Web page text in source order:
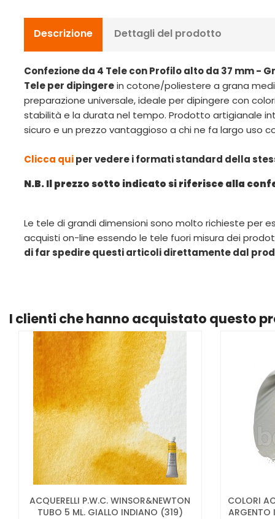
Descrizione Dettagli del prodotto
Confezione da 4 Tele con Profilo alto da 37 mm -
Tele per dipingerein cotone/poliestere a grana
preparazione universale, ideale per dipingere con
stabilità e la durata nel tempo. Prodotto artigianale
sicuro e un prezzo vantaggioso a chi ne fa largo uso
Clicca quiper vedere i formati standard della
N.B. Il prezzo sotto indicato si riferisce alla
Le tele di grandi dimensioni sono molto richieste per
acquisti on-line essendo le tele fuori misura dei
di far spedire questi articoli direttamente dal
I clienti che hanno acquistato questo
ACQUERELLI P.W.C. WINSOR&NEWTON
TUBO 5 ML. GIALLO INDIANO (319)
COLORI
ARGENTO